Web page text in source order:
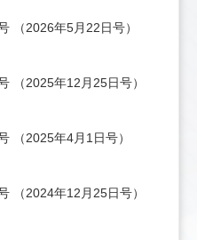
（2026年5月22日号）
（2025年12月25日号）
（2025年4月1日号）
（2024年12月25日号）